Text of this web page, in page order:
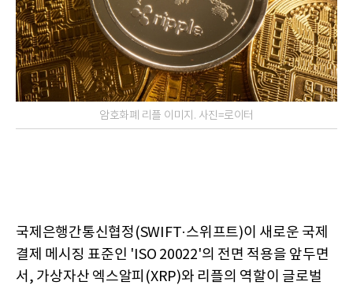
암호화폐 리플 이미지. 사진=로이터
국제은행간통신협정(SWIFT·스위프트)이 새로운 국제
결제 메시징 표준인 'ISO 20022'의 전면 적용을 앞두면
서, 가상자산 엑스알피(XRP)와 리플의 역할이 글로벌